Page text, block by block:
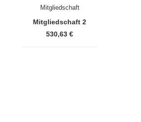
Mitgliedschaft
Mitgliedschaft 2
530,63 €